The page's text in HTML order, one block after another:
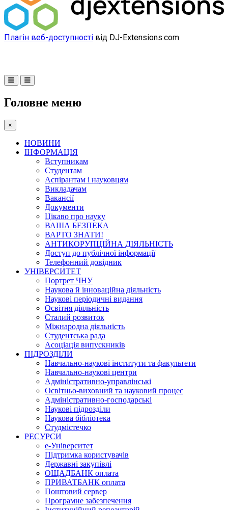
Плагін веб-доступності від DJ-Extensions.com
Головне меню
×
НОВИНИ
ІНФОРМАЦІЯ
Вступникам
Студентам
Аспірантам і науковцям
Викладачам
Вакансії
Документи
Цікаво про науку
ВАША БЕЗПЕКА
ВАРТО ЗНАТИ!
АНТИКОРУПЦІЙНА ДІЯЛЬНІСТЬ
Доступ до публічної інформації
Телефонний довідник
УНІВЕРСИТЕТ
Портрет ЧНУ
Наукова й інноваційна діяльність
Наукові періодичні видання
Освітня діяльність
Сталий розвиток
Міжнародна діяльність
Студентська рада
Асоціація випускників
ПІДРОЗДІЛИ
Навчально-наукові інститути та факультети
Навчально-наукові центри
Адміністративно-управлінські
Освітньо-виховний та науковий процес
Адміністративно-господарські
Наукові підрозділи
Наукова бібліотека
Студмістечко
РЕСУРСИ
е-Університет
Підтримка користувачів
Державні закупівлі
ОЩАДБАНК оплата
ПРИВАТБАНК оплата
Поштовий сервер
Програмне забезпечення